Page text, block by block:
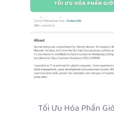
Tối Ưu Hóa Phần